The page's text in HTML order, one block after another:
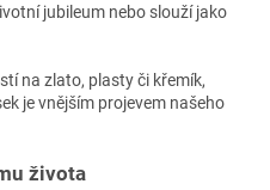
jubileum nebo slouží jako
na zlato, plasty či křemík,
je vnějším projevem našeho
života